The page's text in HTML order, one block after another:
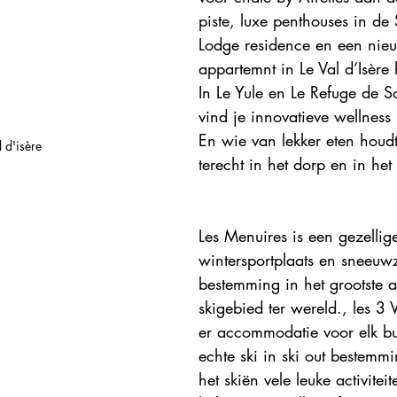
d'isère
piste, luxe penthouses in de
Lodge residence en een
appartemnt in Le Val
In Le Yule en Le Refuge de
vind je innovatieve wellness
En wie van lekker eten
terecht in het dorp en in het
Les Menuires is een
wintersportplaats en
bestemming in het grootste
skigebied ter wereld., les 3
er accommodatie voor elk
echte ski in ski out
het skiën vele leuke